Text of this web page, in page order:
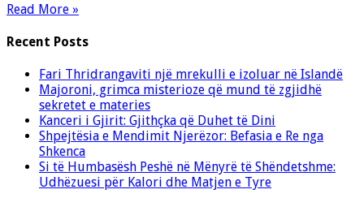
Read More »
Recent Posts
Fari Thridrangaviti një mrekulli e izoluar në Islandë
Majoroni, grimca misterioze që mund të zgjidhë
sekretet e materies
Kanceri i Gjirit: Gjithçka që Duhet të Dini
Shpejtësia e Mendimit Njerëzor: Befasia e Re nga
Shkenca
Si të Humbasësh Peshë në Mënyrë të Shëndetshme:
Udhëzuesi për Kalori dhe Matjen e Tyre